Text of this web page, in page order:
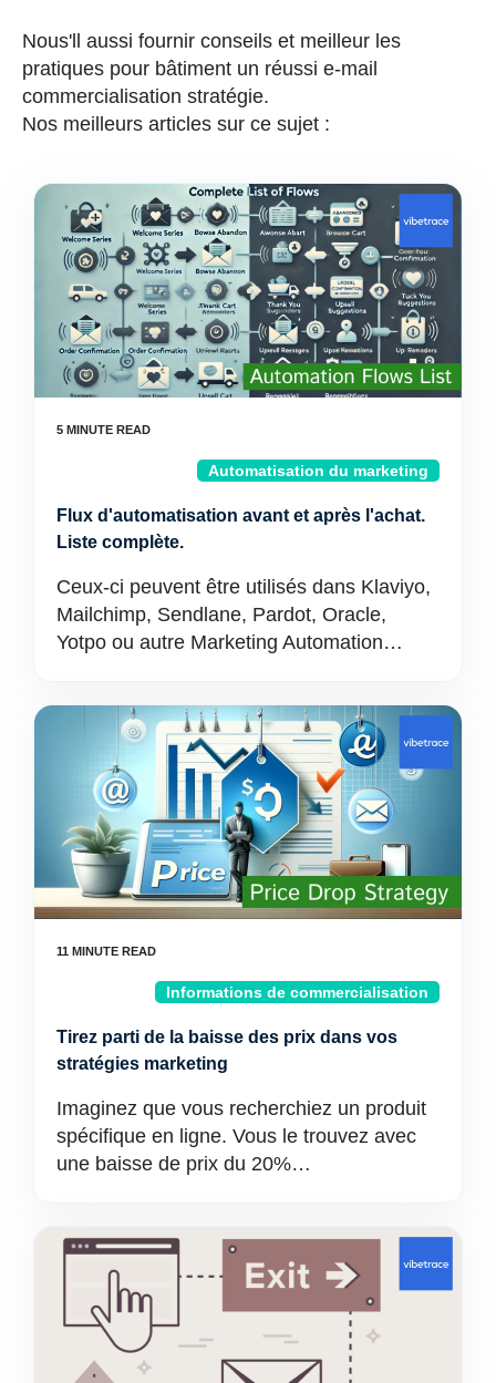
Nous'll aussi fournir conseils et meilleur les
pratiques pour bâtiment un réussi e-mail
commercialisation stratégie.
Nos meilleurs articles sur ce sujet :
Automatisation du marketing
Flux d'automatisation avant et après l'achat.
Liste complète.
Ceux-ci peuvent être utilisés dans Klaviyo,
Mailchimp, Sendlane, Pardot, Oracle,
Yotpo ou autre Marketing Automation…
Informations de commercialisation
Tirez parti de la baisse des prix dans vos
stratégies marketing
Imaginez que vous recherchiez un produit
spécifique en ligne. Vous le trouvez avec
une baisse de prix du 20%…